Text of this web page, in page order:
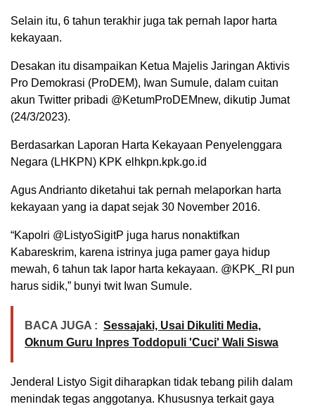
Selain itu, 6 tahun terakhir juga tak pernah lapor harta
kekayaan.
Desakan itu disampaikan Ketua Majelis Jaringan Aktivis
Pro Demokrasi (ProDEM), Iwan Sumule, dalam cuitan
akun Twitter pribadi @KetumProDEMnew, dikutip Jumat
(24/3/2023).
Berdasarkan Laporan Harta Kekayaan Penyelenggara
Negara (LHKPN) KPK elhkpn.kpk.go.id
Agus Andrianto diketahui tak pernah melaporkan harta
kekayaan yang ia dapat sejak 30 November 2016.
“Kapolri @ListyoSigitP juga harus nonaktifkan
Kabareskrim, karena istrinya juga pamer gaya hidup
mewah, 6 tahun tak lapor harta kekayaan. @KPK_RI pun
harus sidik,” bunyi twit Iwan Sumule.
BACA JUGA : Sessajaki, Usai Dikuliti Media,
Oknum Guru Inpres Toddopuli 'Cuci' Wali Siswa
Jenderal Listyo Sigit diharapkan tidak tebang pilih dalam
menindak tegas anggotanya. Khususnya terkait gaya